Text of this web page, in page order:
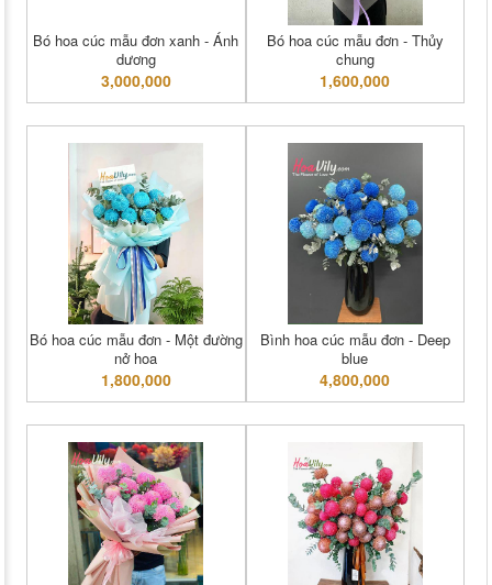
Bó hoa cúc mẫu đơn xanh - Ánh
dương
3,000,000
Bó hoa cúc mẫu đơn - Thủy
chung
1,600,000
Bó hoa cúc mẫu đơn - Một đường
nở hoa
1,800,000
Bình hoa cúc mẫu đơn - Deep
blue
4,800,000